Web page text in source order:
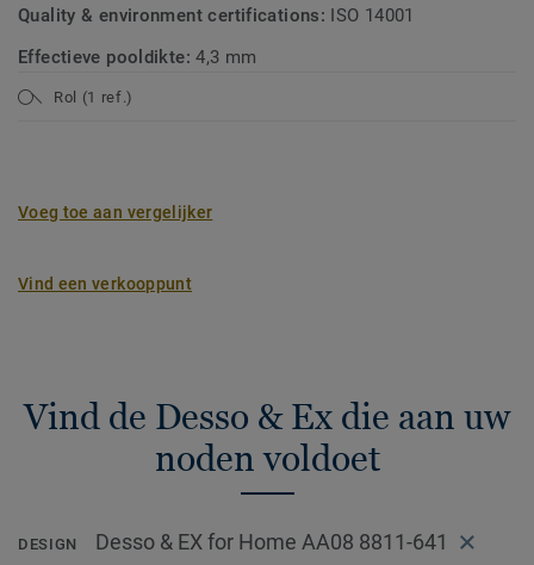
Quality & environment certifications: ISO 14001
Effectieve pooldikte:4,3 mm
Rol (1 ref.)
Voeg toe aan vergelijker
Vind een verkooppunt
Vind de Desso & Ex die aan uw
noden voldoet
DESIGN Desso & EX for Home AA08 8811-641